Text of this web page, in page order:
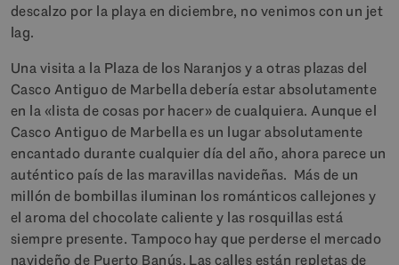
descalzo por la playa en diciembre, no venimos con un jet
lag.
Una visita a la Plaza de los Naranjos y a otras plazas del
Casco Antiguo de Marbella debería estar absolutamente
en la «lista de cosas por hacer» de cualquiera. Aunque el
Casco Antiguo de Marbella es un lugar absolutamente
encantado durante cualquier día del año, ahora parece un
auténtico país de las maravillas navideñas. Más de un
millón de bombillas iluminan los románticos callejones y
el aroma del chocolate caliente y las rosquillas está
siempre presente. Tampoco hay que perderse el mercado
navideño de Puerto Banús. Las calles están repletas de